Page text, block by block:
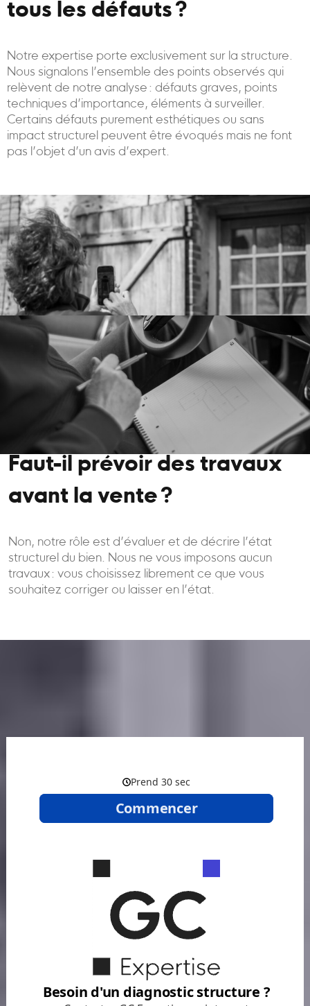
tous les défauts ?
Notre expertise porte exclusivement sur la structure.
Nous signalons l’ensemble des points observés qui
relèvent de notre analyse : défauts graves, points
techniques d’importance, éléments à surveiller.
Certains défauts purement esthétiques ou sans
impact structurel peuvent être évoqués mais ne font
pas l’objet d’un avis d’expert.
Faut-il prévoir des travaux
avant la vente ?
Non, notre rôle est d’évaluer et de décrire l’état
structurel du bien. Nous ne vous imposons aucun
travaux : vous choisissez librement ce que vous
souhaitez corriger ou laisser en l’état.